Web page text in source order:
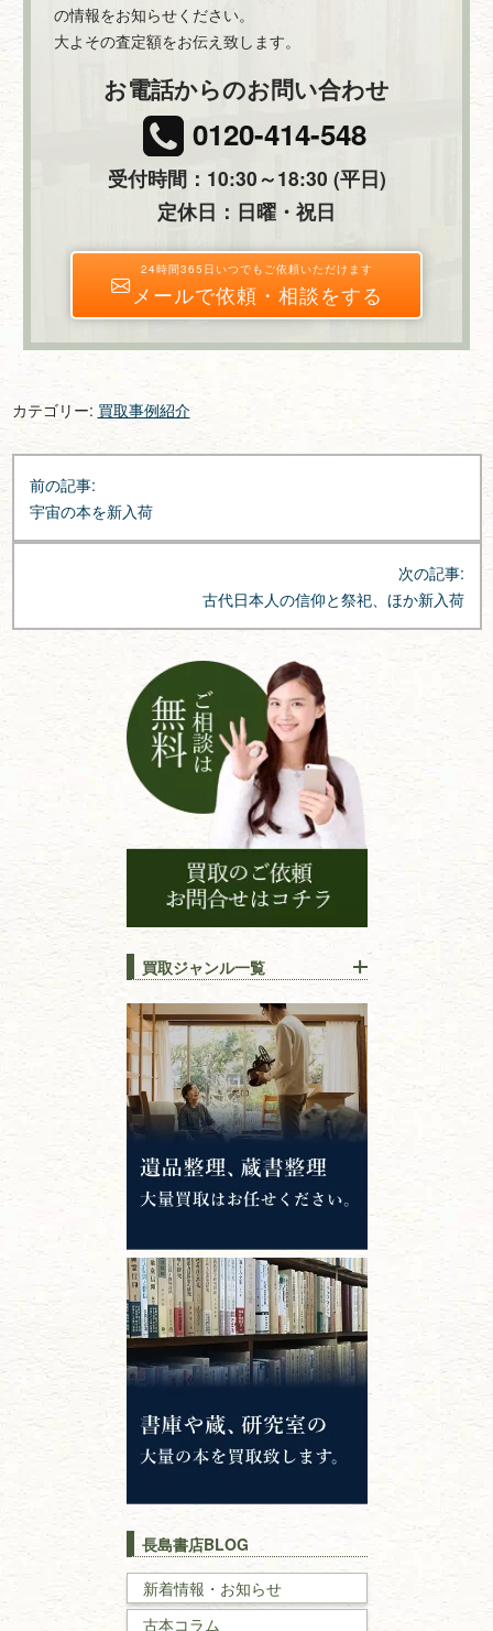
の情報をお知らせください。
大よその査定額をお伝え致します。
お電話からのお問い合わせ
0120-414-548
受付時間：10:30～18:30 (平日)
定休日：日曜・祝日
24時間365日いつでもご依頼いただけます
メールで依頼・相談をする
カテゴリー: 買取事例紹介
投
稿
ナ
ビ
前の記事:
宇宙の本を新入荷
次の記事:
古代日本人の信仰と祭祀、ほか新入荷
買取ジャンル一覧
江戸時代の書物
唐本・漢籍・
中国書物・朝鮮本
錦絵・浮世絵・版画・刷り物
専門書・ 学術書
哲学書・思想書
心理学・倫理学
仏教書
神道・神社仏閣
イスラム教
キリスト教
戦記・戦史
国文学・
長島書店BLOG
新着情報・お知らせ
古本コラム